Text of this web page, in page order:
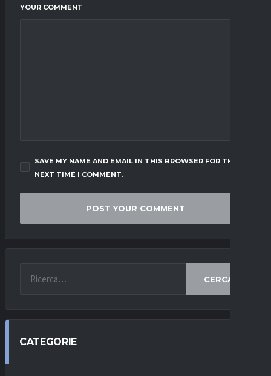
YOUR COMMENT
SAVE MY NAME AND EMAIL IN THIS BROWSER FOR THE
NEXT TIME I COMMENT.
CERCA
CATEGORIE